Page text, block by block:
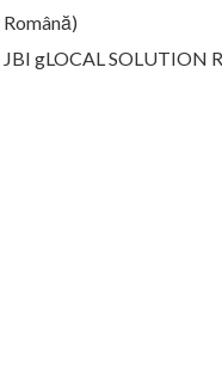
Română)
JBI gLOCAL SOLUTION